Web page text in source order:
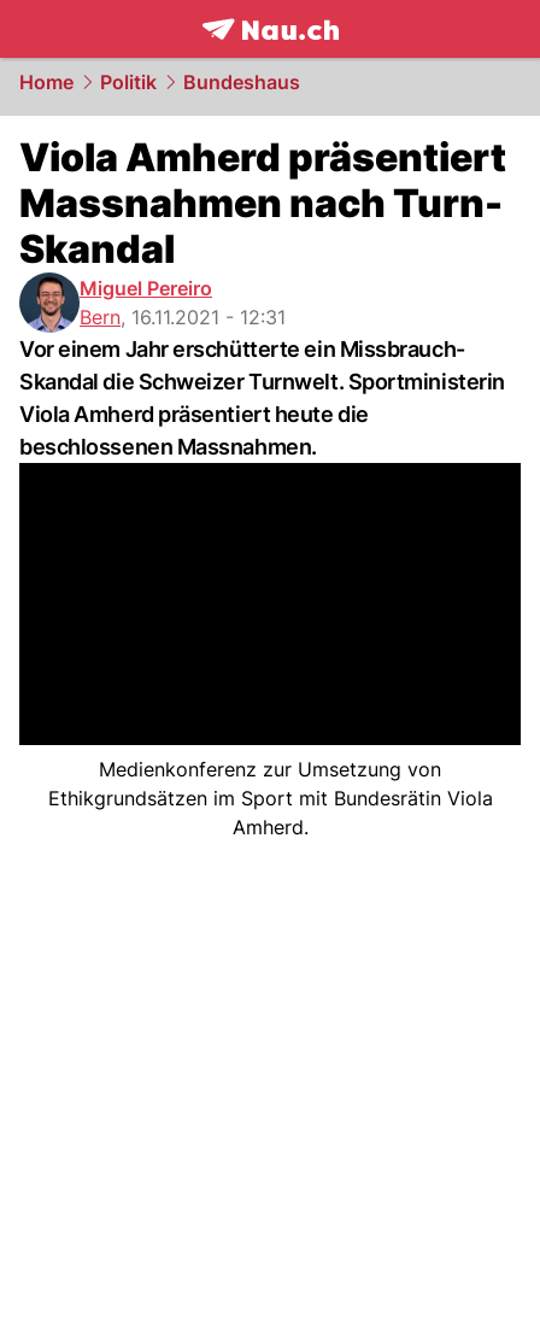
frontpage.NAU.ch
Home Politik Bundeshaus
Viola Amherd präsentiert
Massnahmen nach Turn-
Skandal
Miguel Pereiro
Bern, 16.11.2021 - 12:31
Vor einem Jahr erschütterte ein Missbrauch-
Skandal die Schweizer Turnwelt. Sportministerin
Viola Amherd präsentiert heute die
beschlossenen Massnahmen.
Medienkonferenz zur Umsetzung von
Ethikgrundsätzen im Sport mit Bundesrätin Viola
Amherd.